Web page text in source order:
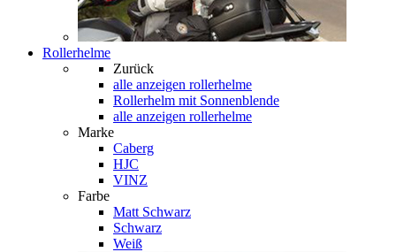
Rollerhelme
Zurück
alle anzeigen rollerhelme
Rollerhelm mit Sonnenblende
alle anzeigen rollerhelme
Marke
Caberg
HJC
VINZ
Farbe
Matt Schwarz
Schwarz
Weiß